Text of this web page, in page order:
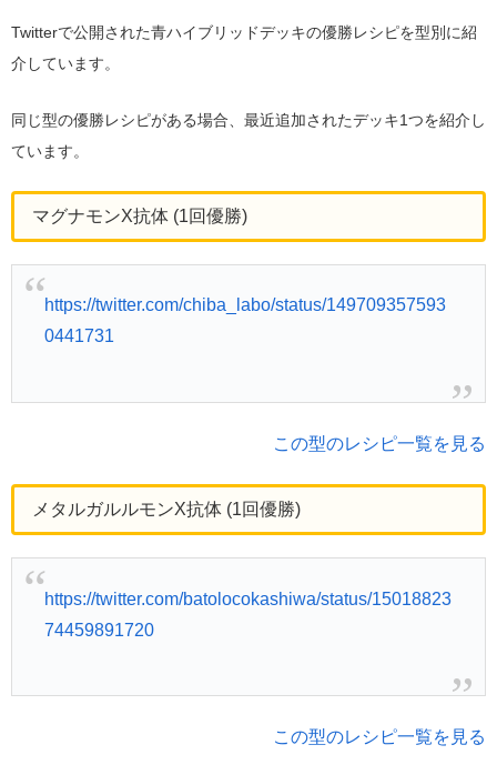
Twitterで公開された青ハイブリッドデッキの優勝レシピを型別に紹
介しています。
同じ型の優勝レシピがある場合、最近追加されたデッキ1つを紹介し
ています。
マグナモンX抗体 (1回優勝)
https://twitter.com/chiba_labo/status/149709357593
0441731
この型のレシピ一覧を見る
メタルガルルモンX抗体 (1回優勝)
https://twitter.com/batolocokashiwa/status/15018823
74459891720
この型のレシピ一覧を見る